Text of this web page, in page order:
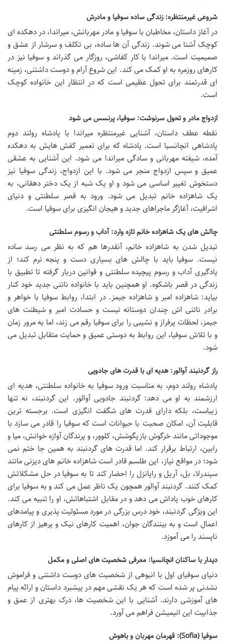
شروعی غیرمنتظره: زندگی ساده سوفیا و مادرش
در آغاز داستان، مخاطبان با سوفیا و مادر مهربانش، میراندا، در دهکده ای
کوچک آشنا می شوند. زندگی آن ها ساده، بی تکلف و سرشار از عشق و
صمیمیت است. میراندا با کار کفاشی، روزگار می گذراند و سوفیا نیز در
کارهای روزمره به او کمک می کند. این شروع آرام و دوست داشتنی، زمینه
ای قدرتمند برای تحول عظیمی است که در انتظار این خانواده کوچک
است.
ازدواج مادر و تحول سرنوشت: سوفیا، پرنسس می شود
نقطه عطف داستان، آشنایی غیرمنتظره میراندا با پادشاه رولند دوم
پادشاهی انچانسیا است. پادشاه که برای تعمیر کفش هایش به دهکده
آمده، شیفته مهربانی و سادگی میراندا می شود. این آشنایی به عشقی
عمیق و سپس ازدواج منجر می شود. با این ازدواج، زندگی سوفیا نیز
دستخوش تغییر اساسی می شود و او یک شبه از یک دختر دهقانی، به
یک شاهزاده خانم تبدیل می شود. ورود به قصر سلطنتی و دنیای
اشرافیت، آغازگر ماجراهای جدید و هیجان انگیزی برای سوفیا است.
چالش های یک شاهزاده خانم تازه وارد: آداب و رسوم سلطنتی
تبدیل شدن به شاهزاده خانم، آنقدرها هم که به نظر می رسد ساده
نیست. سوفیا باید با چالش های بسیاری دست و پنجه نرم کند؛ از
یادگیری آداب و رسوم پیچیده سلطنتی و قوانین دربار گرفته تا تطبیق با
زندگی در قصر باشکوه. او همچنین باید با خانواده ناتنی جدید خود کنار
بیاید: شاهزاده امبر و شاهزاده جیمز. در ابتدا، روابط سوفیا با خواهر و
برادر ناتنی اش چندان دوستانه نیست و حسادت امبر و شیطنت های
جیمز، لحظات پرفراز و نشیبی را برای سوفیا رقم می زند، اما به مرور زمان
و با تلاش سوفیا، این روابط به دوستی عمیق و حمایت متقابل تبدیل می
شود.
راز گردنبند آوالور: هدیه ای با قدرت های جادویی
پادشاه رولند دوم، به مناسبت ورود سوفیا به خانواده سلطنتی، هدیه ای
ارزشمند به او می دهد: گردنبند جادویی آوالور. این گردنبند، نه تنها
زیباست، بلکه دارای قدرت های شگفت انگیزی است. برجسته ترین
قابلیت آن، امکان صحبت با حیوانات است که سوفیا را قادر می سازد با
موجوداتی مانند خرگوش بازیگوشش، کلوور، و پرندگان آوازه خوانش، میا و
رابین، ارتباط برقرار کند. اما قدرت های گردنبند به همین جا ختم نمی
شود؛ در مواقع نیاز، این طلسم قادر است شاهزاده خانم های دیزنی مانند
سیندرلا، بل، آریل و راپانزل را احضار کند تا به سوفیا در حل مشکلاتش
کمک کنند. گردنبند آوالور همچون یک ناظر عمل می کند و به سوفیا برای
کارهای خوب پاداش می دهد و در مقابل اشتباهاتش، او را تنبیه می کند.
این ویژگی گردنبند، خود درس بزرگی در مورد مسئولیت پذیری و پیامدهای
اعمال است و به بینندگان جوان، اهمیت کارهای نیک و پرهیز از کارهای
ناپسند را می آموزد.
دیدار با ساکنان انچانسیا: معرفی شخصیت های اصلی و مکمل
دنیای سوفیای اول با انبوهی از شخصیت های دوست داشتنی و فراموش
نشدنی پر شده است که هر یک نقشی مهم در پیشبرد داستان و ارائه پیام
های آموزشی دارند. آشنایی با این شخصیت ها، درک بهتری از عمق و
جذابیت این انیمیشن فراهم می آورد.
سوفیا (Sofia): قهرمان مهربان و باهوش